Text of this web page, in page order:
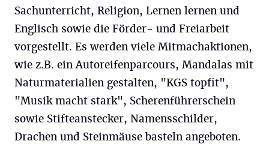
Sachunterricht, Religion, Lernen lernen und
Englisch sowie die Förder- und Freiarbeit
vorgestellt. Es werden viele Mitmachaktionen,
wie z.B. ein Autoreifenparcours, Mandalas mit
Naturmaterialien gestalten, "KGS topfit",
"Musik macht stark", Scherenführerschein
sowie Stifteanstecker, Namensschilder,
Drachen und Steinmäuse basteln angeboten.